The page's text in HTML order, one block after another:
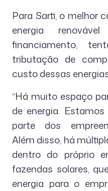
Para Sarti, o melhor
energia
financiamento,
tributação de
custo dessas
“Há muito espaço
de energia.
parte dos
Além disso, há
dentro do próprio
fazendas solares,
energia para o